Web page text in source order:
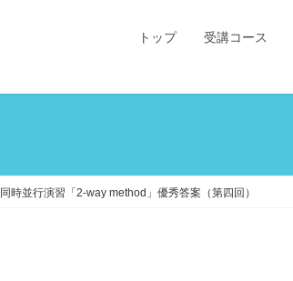
トップ 受講コース
時並行演習「2-way method」優秀答案（第四回）